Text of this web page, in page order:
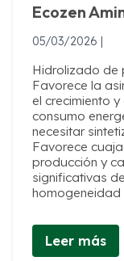
Ecozen
05/03/2026 |
Hidrolizado
Favorece la
el crecimiento
consumo
necesitar
Favorece
producción y
significativas
Leer más